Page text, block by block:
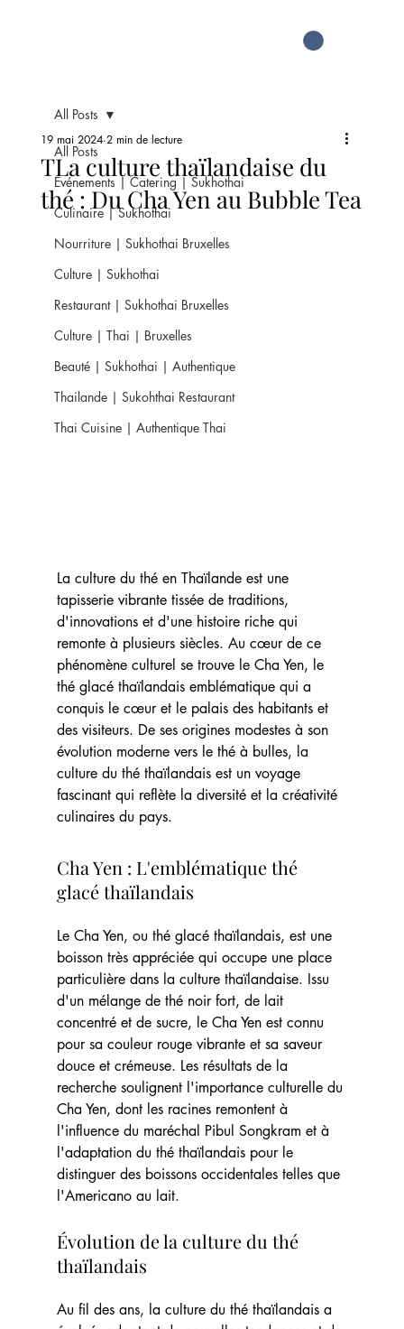
All Posts
Evénements | Catering | Sukhothai
Culinaire | Sukhothai
Nourriture | Sukhothai Bruxelles
Culture | Sukhothai
Restaurant | Sukhothai Bruxelles
Culture | Thai | Bruxelles
Beauté | Sukhothai | Authentique
Thailande | Sukohthai Restaurant
Thai Cuisine | Authentique Thai
All Posts
TLa culture thaïlandaise du
thé : Du Cha Yen au Bubble Tea
19 mai 2024 2 min de lecture
La culture du thé en Thaïlande est une
tapisserie vibrante tissée de traditions,
d'innovations et d'une histoire riche qui
remonte à plusieurs siècles. Au cœur de ce
phénomène culturel se trouve le Cha Yen, le
thé glacé thaïlandais emblématique qui a
conquis le cœur et le palais des habitants et
des visiteurs. De ses origines modestes à son
évolution moderne vers le thé à bulles, la
culture du thé thaïlandais est un voyage
fascinant qui reflète la diversité et la créativité
culinaires du pays.
Cha Yen : L'emblématique thé
glacé thaïlandais
Le Cha Yen, ou thé glacé thaïlandais, est une
boisson très appréciée qui occupe une place
particulière dans la culture thaïlandaise. Issu
d'un mélange de thé noir fort, de lait
concentré et de sucre, le Cha Yen est connu
pour sa couleur rouge vibrante et sa saveur
douce et crémeuse. Les résultats de la
recherche soulignent l'importance culturelle du
Cha Yen, dont les racines remontent à
l'influence du maréchal Pibul Songkram et à
l'adaptation du thé thaïlandais pour le
distinguer des boissons occidentales telles que
l'Americano au lait.
Évolution de la culture du thé
thaïlandais
Au fil des ans, la culture du thé thaïlandais a